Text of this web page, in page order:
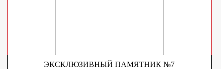
ЭКСКЛЮЗИВНЫЙ ПАМЯТНИК №7